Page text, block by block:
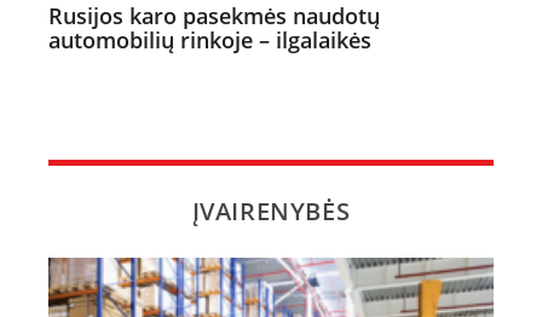
Rusijos karo pasekmės naudotų
automobilių rinkoje – ilgalaikės
ĮVAIRENYBĖS